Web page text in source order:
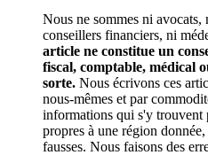
Nous ne sommes ni avocats,
conseillers financiers, ni
article ne constitue un
fiscal, comptable, médical
sorte. Nous écrivons ces
nous-mêmes et par
informations qui s'y trouvent
propres à une région
fausses. Nous faisons des